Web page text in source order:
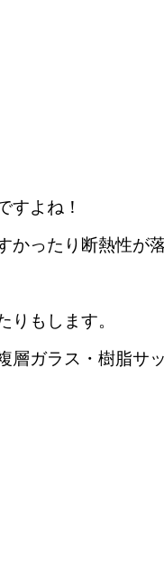
すよね！
ったり断熱性が
りもします。
ガラス・樹脂サ